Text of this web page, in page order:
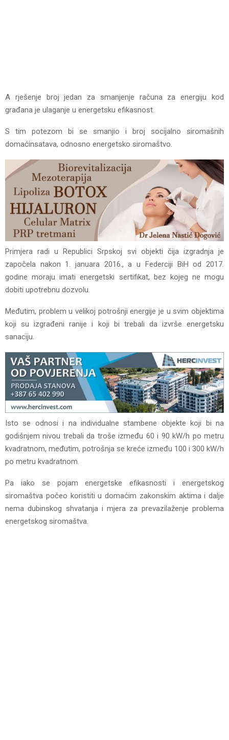
A rješenje broj jedan za smanjenje računa za energiju kod
građana je ulaganje u energetsku efikasnost.
S tim potezom bi se smanjio i broj socijalno siromašnih
domaćinsatava, odnosno energetsko siromaštvo.
Primjera radi u Republici Srpskoj svi objekti čija izgradnja je
započela nakon 1. januara 2016., a u Federciji BiH od 2017.
godine moraju imati energetski sertifikat, bez kojeg ne mogu
dobiti upotrebnu dozvolu.
Međutim, problem u velikoj potrošnji energije je u svim objektima
koji su izgrađeni ranije i koji bi trebali da izvrše energetsku
sanaciju.
Isto se odnosi i na individualne stambene objekte koji bi na
godišnjem nivou trebali da troše između 60 i 90 kW/h po metru
kvadratnom, međutim, potrošnja se kreće između 100 i 300 kW/h
po metru kvadratnom.
Pa iako se pojam energetske efikasnosti i energetskog
siromaštva počeo koristiti u domaćim zakonskim aktima i dalje
nema dubinskog shvatanja i mjera za prevazilaženje problema
energetskog siromaštva.